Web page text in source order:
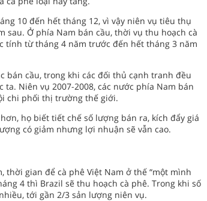
10 đến hết tháng 12, vì vậy niên vụ tiêu thụ
Ở phía Nam bán cầu, thời vụ thu hoạch cà
tính từ tháng 4 năm trước đến hết tháng 3 năm
bán cầu, trong khi các đối thủ cạnh tranh đều
Niên vụ 2007-2008, các nước phía Nam bán
chi phối thị trường thế giới.
họ biết tiết chế số lượng bán ra, kích đẩy giá
có giảm nhưng lợi nhuận sẽ vẫn cao.
gian để cà phê Việt Nam ở thế “một mình
4 thì Brazil sẽ thu hoạch cà phê. Trong khi số
tới gần 2/3 sản lượng niên vụ.